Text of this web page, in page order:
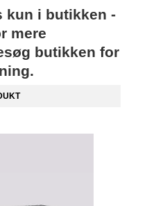
kun i butikken -
mere
butikken for